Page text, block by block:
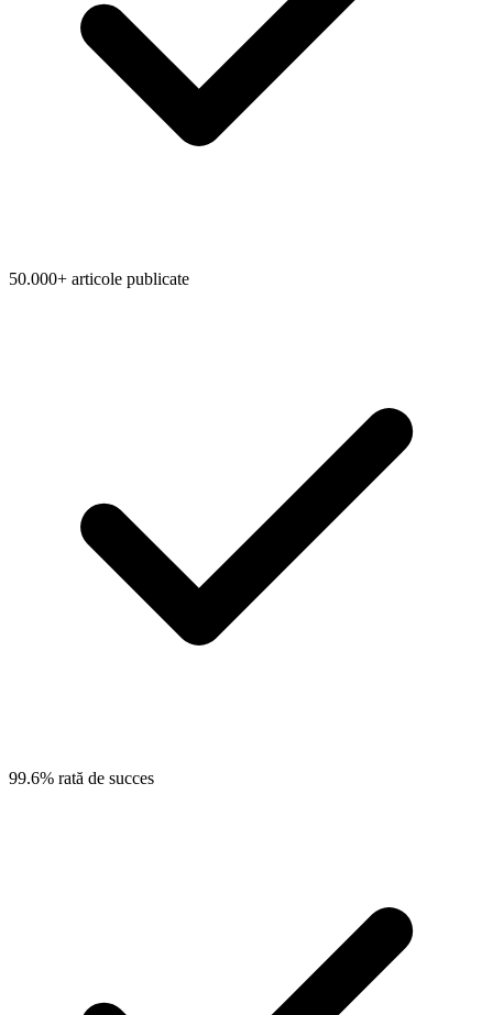
50.000+ articole publicate
99.6% rată de succes